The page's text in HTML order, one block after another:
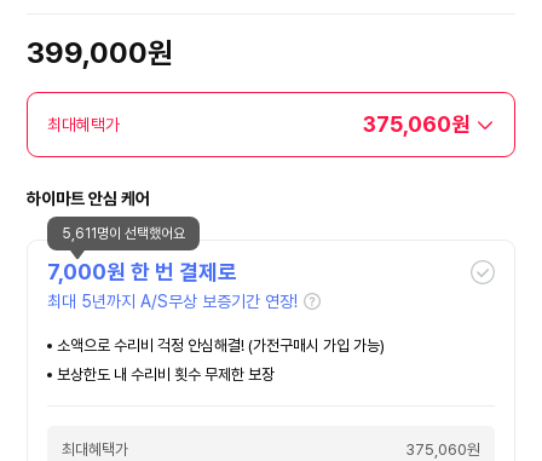
399,000원
최대혜택가 375,060원
하이마트 안심 케어
7,000원 한 번 결제로
최대 5년까지 A/S무상 보증기간 연장!
소액으로 수리비 걱정 안심해결! (가전구매시 가입 가능)
보상한도 내 수리비 횟수 무제한 보장
최대혜택가 375,060원
5,611명이 선택했어요